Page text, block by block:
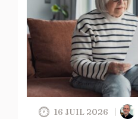
16 JUIL 2026